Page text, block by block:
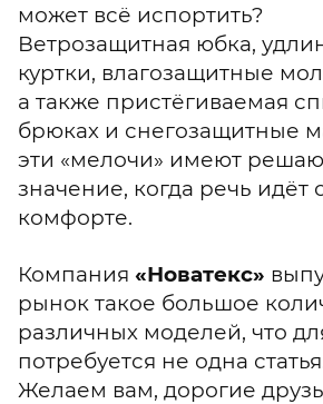
может всё испортить?
Ветрозащитная юбка,
куртки, влагозащитные
а также пристёгиваемая
брюках и снегозащитные
эти «мелочи» имеют
значение, когда речь идёт
комфорте.
Компания «Новатекс»
рынок такое большое
различных моделей, что
потребуется не одна
Желаем вам, дорогие